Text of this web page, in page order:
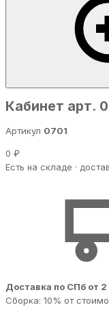
Кабинет арт.
Артикул 0701
0 ₽
Есть на складе ·
Доставка по СПб от
Сборка: 10% от